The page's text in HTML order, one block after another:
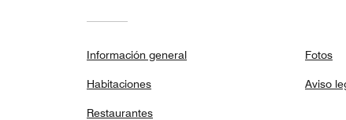
Información general
Habitaciones
Restaurantes
Fotos
Aviso